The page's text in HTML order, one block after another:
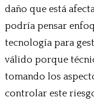
daño que está
podría pensar
tecnología para
válido porque
tomando los
controlar este